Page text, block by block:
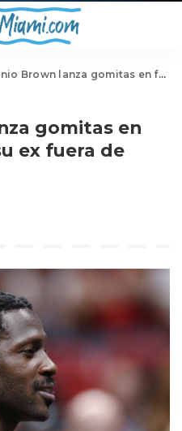
lanza gomitas en forma de pene a su ex fuera de Broward Home
gomitas en
ex fuera de